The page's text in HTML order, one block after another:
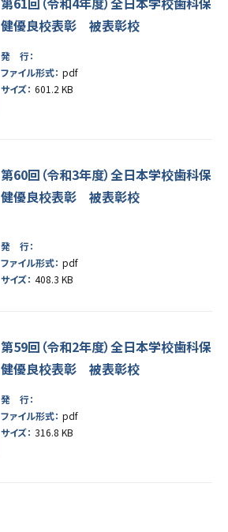
健優良校表彰 被表彰校
発 行：
ファイル形式： pdf
サイズ： 601.2 KB
第60回（令和3年度）全日本学校歯科保
健優良校表彰 被表彰校
発 行：
ファイル形式： pdf
サイズ： 408.3 KB
第59回（令和2年度）全日本学校歯科保
健優良校表彰 被表彰校
発 行：
ファイル形式： pdf
サイズ： 316.8 KB